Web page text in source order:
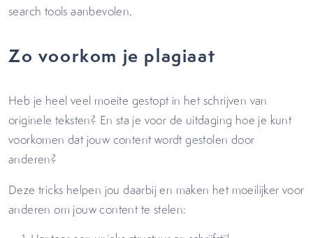
search tools aanbevolen.
Zo voorkom je plagiaat
Heb je heel veel moeite gestopt in het schrijven van
originele teksten? En sta je voor de uitdaging hoe je kunt
voorkomen dat jouw content wordt gestolen door
anderen?
Deze tricks helpen jou daarbij en maken het moeilijker voor
anderen om jouw content te stelen: